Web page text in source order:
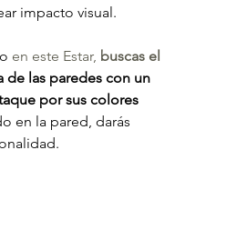
impacto visual.
en este Estar, buscas el
de las paredes con un
por sus colores
en la pared, darás